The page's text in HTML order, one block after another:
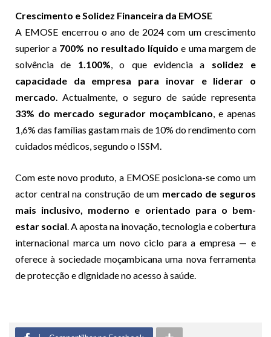
Crescimento e Solidez Financeira da EMOSE
A EMOSE encerrou o ano de 2024 com um crescimento
superior a 700% no resultado líquido e uma margem de
solvência de 1.100%, o que evidencia a solidez e
capacidade da empresa para inovar e liderar o
mercado. Actualmente, o seguro de saúde representa
33% do mercado segurador moçambicano, e apenas
1,6% das famílias gastam mais de 10% do rendimento com
cuidados médicos, segundo o ISSM.
Com este novo produto, a EMOSE posiciona-se como um
actor central na construção de um mercado de seguros
mais inclusivo, moderno e orientado para o bem-
estar social. A aposta na inovação, tecnologia e cobertura
internacional marca um novo ciclo para a empresa — e
oferece à sociedade moçambicana uma nova ferramenta
de protecção e dignidade no acesso à saúde.